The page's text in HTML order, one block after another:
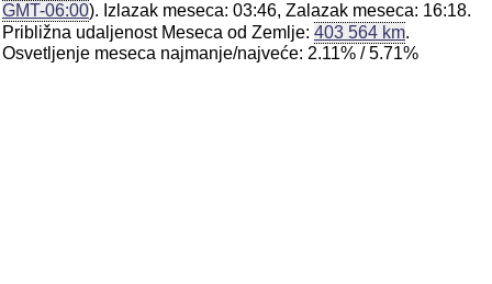
GMT-06:00). Izlazak meseca: 03:46, Zalazak meseca: 16:18.
Približna udaljenost Meseca od Zemlje: 403 564 km.
Osvetljenje meseca najmanje/najveće: 2.11% / 5.71%